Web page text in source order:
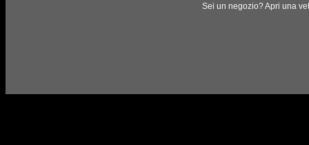
Sei un negozio? Apri una